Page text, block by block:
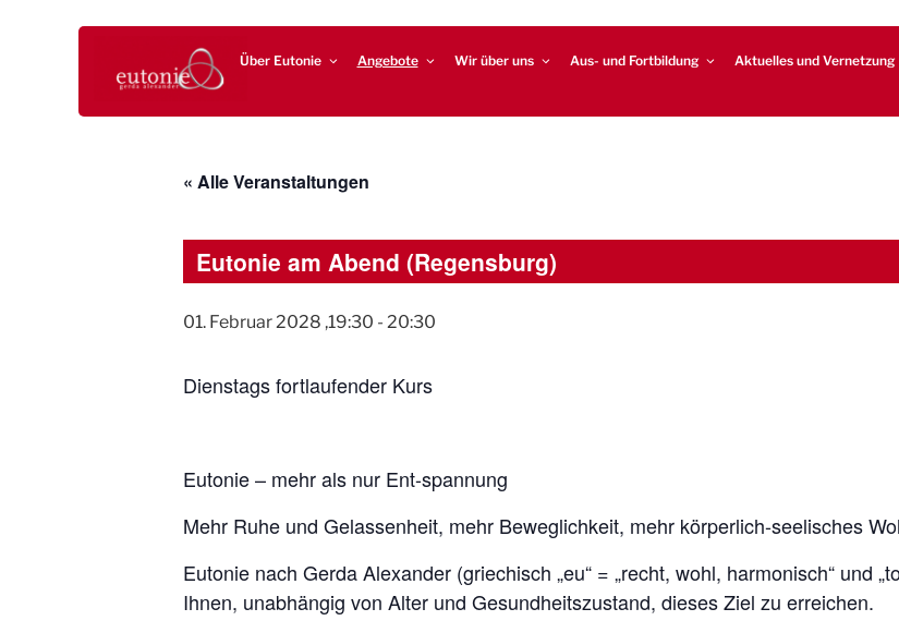
EUTONIE.DE
Über Eutonie Angebote Wir über uns Aus- und Fortbildung Aktuelles und Vernetzung
« Alle Veranstaltungen
Eutonie am Abend (Regensburg)
01. Februar 2028 ,19:30 - 20:30
Dienstags fortlaufender Kurs
Eutonie – mehr als nur Ent-spannung
Mehr Ruhe und Gelassenheit, mehr Beweglichkeit, mehr körperlich-seelisches
Eutonie nach Gerda Alexander (griechisch „eu“ = „recht, wohl, harmonisch“ und
Ihnen, unabhängig von Alter und Gesundheitszustand, dieses Ziel zu erreichen.